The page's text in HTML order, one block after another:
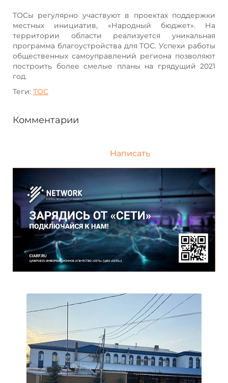
ТОСы регулярно участвуют в проектах поддержки
местных инициатив, «Народный бюджет». На
территории области реализуется уникальная
программа благоустройства для ТОС. Успехи работы
общественных самоуправлений региона позволяют
построить более смелые планы на грядущий 2021
год.
Теги: ТОС
Комментарии
Написать